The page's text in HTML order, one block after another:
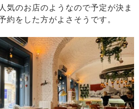
気のお店のようなので予定が決ま
約をした方がよさそうです。